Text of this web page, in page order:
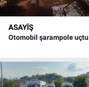
ASAYİŞ
Otomobil şarampole uçtu